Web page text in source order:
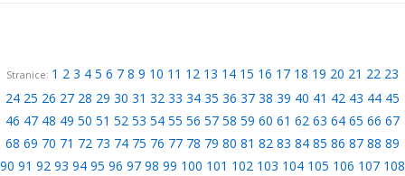
Stranice: 1 2 3 4 5 6 7 8 9 10 11 12 13 14 15 16 17 18 19 20 21 22 23
24 25 26 27 28 29 30 31 32 33 34 35 36 37 38 39 40 41 42 43 44 45
46 47 48 49 50 51 52 53 54 55 56 57 58 59 60 61 62 63 64 65 66 67
68 69 70 71 72 73 74 75 76 77 78 79 80 81 82 83 84 85 86 87 88 89
90 91 92 93 94 95 96 97 98 99 100 101 102 103 104 105 106 107 108